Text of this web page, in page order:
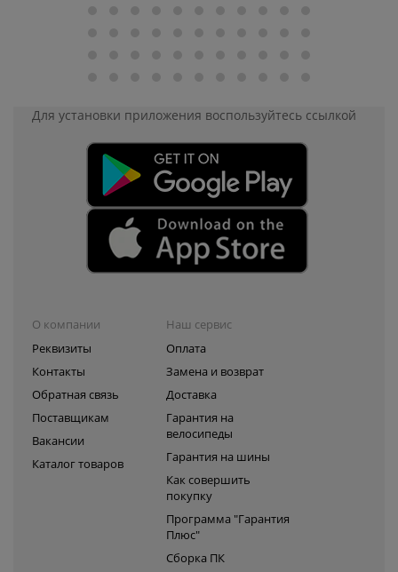
Для установки приложения воспользуйтесь ссылкой
О компании
Реквизиты
Контакты
Обратная связь
Поставщикам
Вакансии
Каталог товаров
Наш сервис
Оплата
Замена и возврат
Доставка
Гарантия на
велосипеды
Гарантия на шины
Как совершить
покупку
Программа "Гарантия
Плюс"
Сборка ПК